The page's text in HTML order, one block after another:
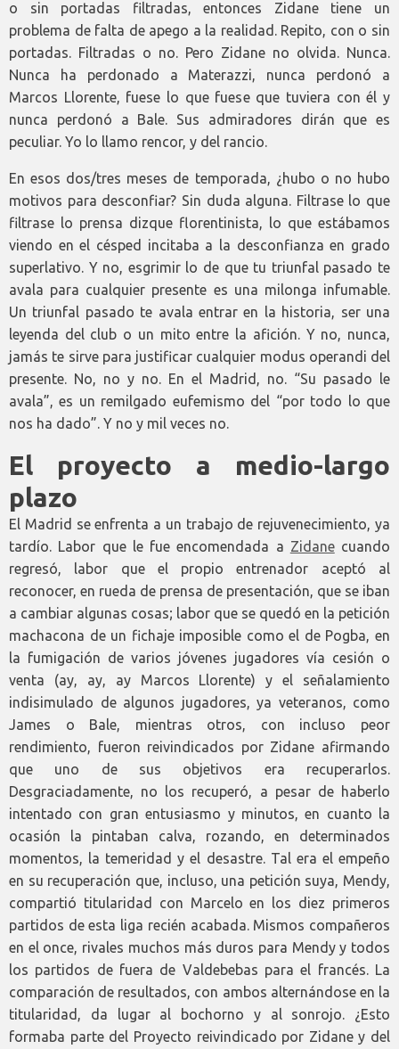
o sin portadas filtradas, entonces Zidane tiene un
problema de falta de apego a la realidad. Repito, con o sin
portadas. Filtradas o no. Pero Zidane no olvida. Nunca.
Nunca ha perdonado a Materazzi, nunca perdonó a
Marcos Llorente, fuese lo que fuese que tuviera con él y
nunca perdonó a Bale. Sus admiradores dirán que es
peculiar. Yo lo llamo rencor, y del rancio.
En esos dos/tres meses de temporada, ¿hubo o no hubo
motivos para desconfiar? Sin duda alguna. Filtrase lo que
filtrase lo prensa dizque florentinista, lo que estábamos
viendo en el césped incitaba a la desconfianza en grado
superlativo. Y no, esgrimir lo de que tu triunfal pasado te
avala para cualquier presente es una milonga infumable.
Un triunfal pasado te avala entrar en la historia, ser una
leyenda del club o un mito entre la afición. Y no, nunca,
jamás te sirve para justificar cualquier modus operandi del
presente. No, no y no. En el Madrid, no. “Su pasado le
avala”, es un remilgado eufemismo del “por todo lo que
nos ha dado”. Y no y mil veces no.
El proyecto a medio-largo
plazo
El Madrid se enfrenta a un trabajo de rejuvenecimiento, ya
tardío. Labor que le fue encomendada a Zidanecuando
regresó, labor que el propio entrenador aceptó al
reconocer, en rueda de prensa de presentación, que se iban
a cambiar algunas cosas; labor que se quedó en la petición
machacona de un fichaje imposible como el de Pogba, en
la fumigación de varios jóvenes jugadores vía cesión o
venta (ay, ay, ay Marcos Llorente) y el señalamiento
indisimulado de algunos jugadores, ya veteranos, como
James o Bale, mientras otros, con incluso peor
rendimiento, fueron reivindicados por Zidane afirmando
que uno de sus objetivos era recuperarlos.
Desgraciadamente, no los recuperó, a pesar de haberlo
intentado con gran entusiasmo y minutos, en cuanto la
ocasión la pintaban calva, rozando, en determinados
momentos, la temeridad y el desastre. Tal era el empeño
en su recuperación que, incluso, una petición suya, Mendy,
compartió titularidad con Marcelo en los diez primeros
partidos de esta liga recién acabada. Mismos compañeros
en el once, rivales muchos más duros para Mendy y todos
los partidos de fuera de Valdebebas para el francés. La
comparación de resultados, con ambos alternándose en la
titularidad, da lugar al bochorno y al sonrojo. ¿Esto
formaba parte del Proyecto reivindicado por Zidane y del